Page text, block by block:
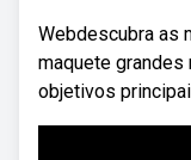
Webdescubra as
maquete grandes
objetivos